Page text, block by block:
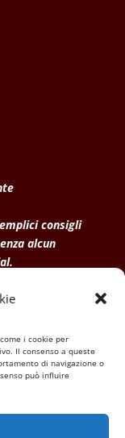
i cookie per
Il consenso a queste
di navigazione o
può influire
consigli
alcun